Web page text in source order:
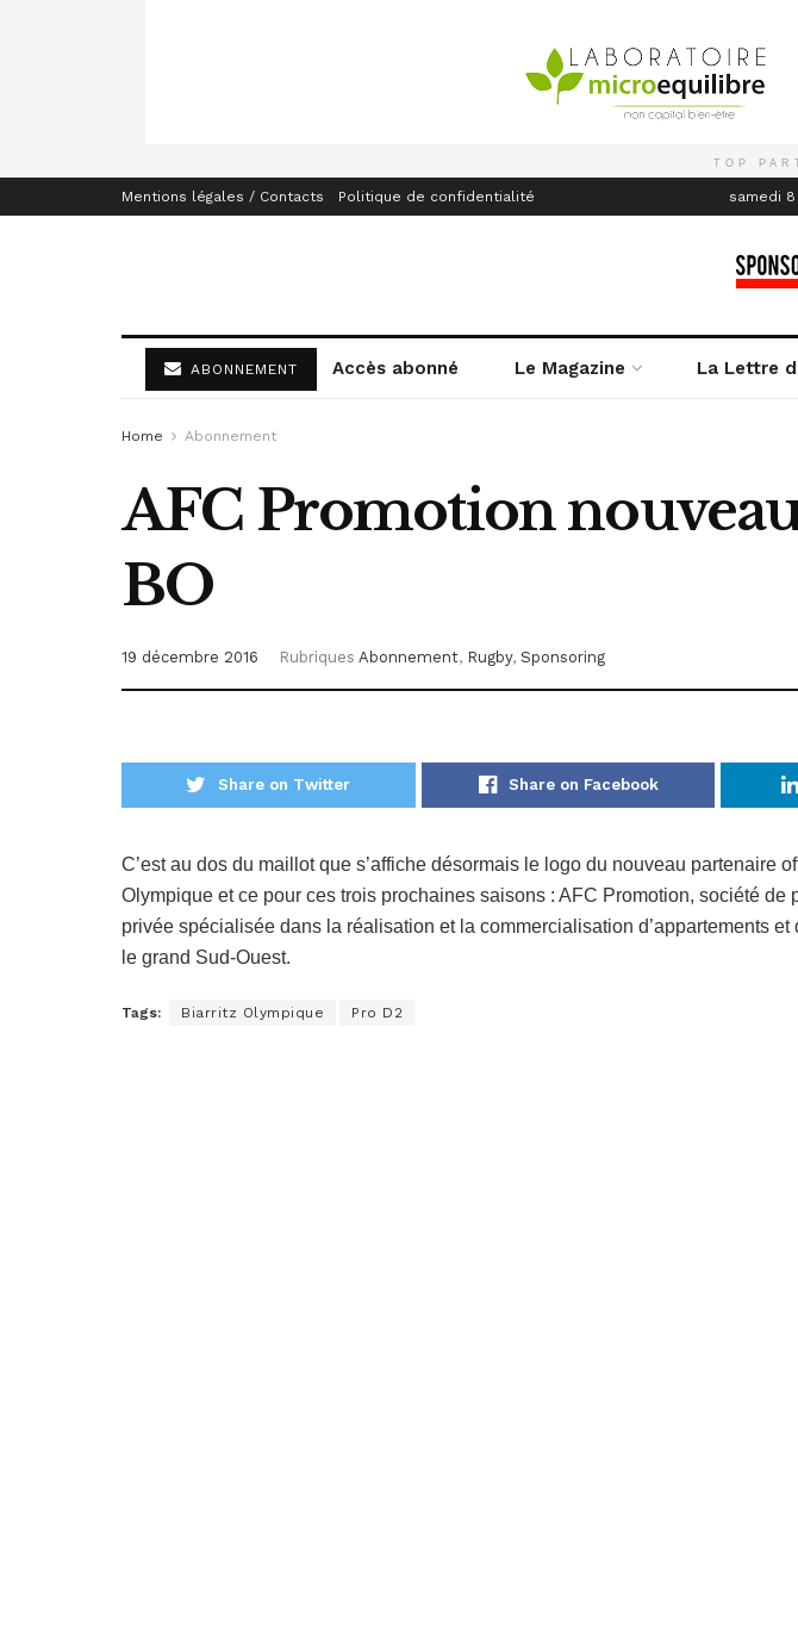
TOP
Mentions légales / Contacts Politique de confidentialité samedi
ABONNEMENT Accès abonné Le Magazine La Lettre
Home Abonnement
AFC Promotion
BO
19 décembre 2016 Rubriques Abonnement, Rugby, Sponsoring
Share on Twitter Share on Facebook
C’est au dos du maillot que s’affiche désormais le logo du nouveau partenaire
Olympique et ce pour ces trois prochaines saisons : AFC Promotion, société de
privée spécialisée dans la réalisation et la commercialisation d’appartements
le grand Sud-Ouest.
Tags: Biarritz Olympique Pro D2